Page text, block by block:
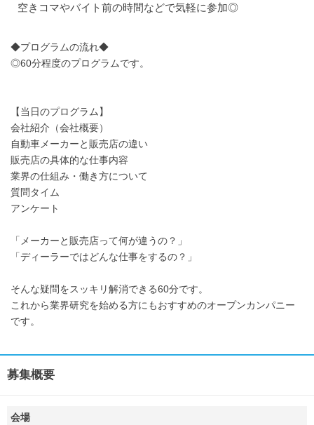
空きコマやバイト前の時間などで気軽に参加◎
◆プログラムの流れ◆
◎60分程度のプログラムです。
【当日のプログラム】
会社紹介（会社概要）
自動車メーカーと販売店の違い
販売店の具体的な仕事内容
業界の仕組み・働き方について
質問タイム
アンケート
「メーカーと販売店って何が違うの？」
「ディーラーではどんな仕事をするの？」
そんな疑問をスッキリ解消できる60分です。
これから業界研究を始める方にもおすすめのオープンカンパニー
です。
募集概要
会場